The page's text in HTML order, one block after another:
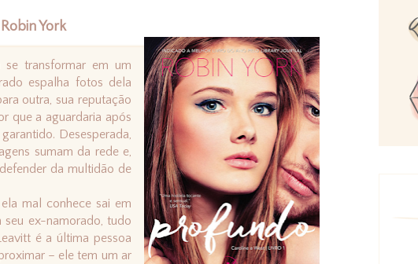
York
se transformar em um
espalha fotos dela
outra, sua reputação
que a aguardaria após
Desesperada,
sumam da rede e,
da multidão de
mal conhece sai em
seu ex-namorado, tudo
é a última pessoa
– ele tem um ar